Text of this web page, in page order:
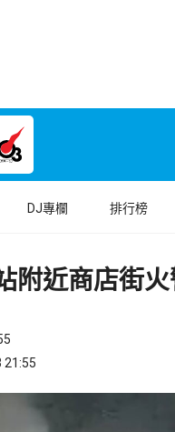
DJ專欄 排行榜
附近商店街
21:55